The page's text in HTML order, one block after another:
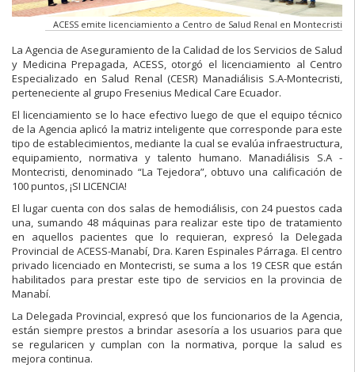
ACESS emite licenciamiento a Centro de Salud Renal en Montecristi
La Agencia de Aseguramiento de la Calidad de los Servicios de Salud
y Medicina Prepagada, ACESS, otorgó el licenciamiento al Centro
Especializado en Salud Renal (CESR) Manadiálisis S.A-Montecristi,
perteneciente al grupo Fresenius Medical Care Ecuador.
El licenciamiento se lo hace efectivo luego de que el equipo técnico
de la Agencia aplicó la matriz inteligente que corresponde para este
tipo de establecimientos, mediante la cual se evalúa infraestructura,
equipamiento, normativa y talento humano. Manadiálisis S.A -
Montecristi, denominado “La Tejedora”, obtuvo una calificación de
100 puntos, ¡SI LICENCIA!
El lugar cuenta con dos salas de hemodiálisis, con 24 puestos cada
una, sumando 48 máquinas para realizar este tipo de tratamiento
en aquellos pacientes que lo requieran, expresó la Delegada
Provincial de ACESS-Manabí, Dra. Karen Espinales Párraga. El centro
privado licenciado en Montecristi, se suma a los 19 CESR que están
habilitados para prestar este tipo de servicios en la provincia de
Manabí.
La Delegada Provincial, expresó que los funcionarios de la Agencia,
están siempre prestos a brindar asesoría a los usuarios para que
se regularicen y cumplan con la normativa, porque la salud es
mejora continua.